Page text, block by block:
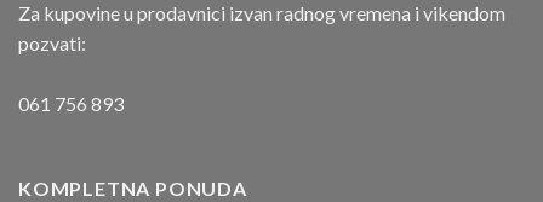
Za kupovine u prodavnici izvan radnog vremena i vikendom
pozvati:
061 756 893
KOMPLETNA PONUDA